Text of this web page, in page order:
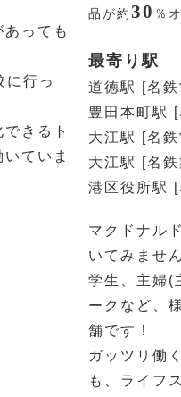
っても
に行っ
きるト
ていま
品が約30 ％
最寄り駅
道徳駅 [名鉄
豊田本町駅
大江駅 [名鉄
大江駅 [名鉄
港区役所駅
マクドナル
いてみませ
学生、主婦(
ークなど、
舗です！
ガッツリ働
も、ライフ